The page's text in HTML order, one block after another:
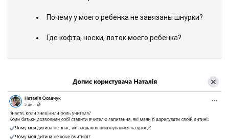
Почему у моего ребенка не завязаны шнурки?
Где кофта, носки, лоток моего ребенка?